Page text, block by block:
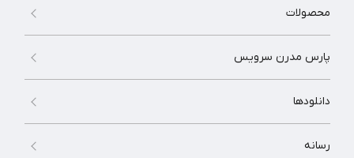
محصولات
پارس مدرن سرویس
دانلودها
رسانه